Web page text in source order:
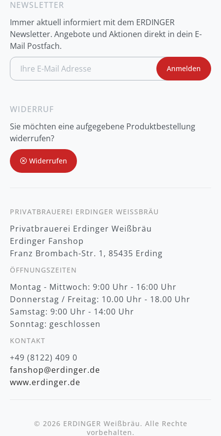
NEWSLETTER
Immer aktuell informiert mit dem ERDINGER
Newsletter. Angebote und Aktionen direkt in dein E-
Mail Postfach.
A
m
u
g
z
m
N
e
t
e
r
:
Anmelden
WIDERRUF
Sie möchten eine aufgegebene Produktbestellung
widerrufen?
Widerrufen
PRIVATBRAUEREI ERDINGER WEISSBRÄU
Privatbrauerei Erdinger Weißbräu
Erdinger Fanshop
Franz Brombach-Str. 1, 85435 Erding
ÖFFNUNGSZEITEN
Montag - Mittwoch: 9:00 Uhr - 16:00 Uhr
Donnerstag / Freitag: 10.00 Uhr - 18.00 Uhr
Samstag: 9:00 Uhr - 14:00 Uhr
Sonntag: geschlossen
KONTAKT
+49 (8122) 409 0
fanshop@erdinger.de
www.erdinger.de
© 2026 ERDINGER Weißbräu. Alle Rechte
vorbehalten.